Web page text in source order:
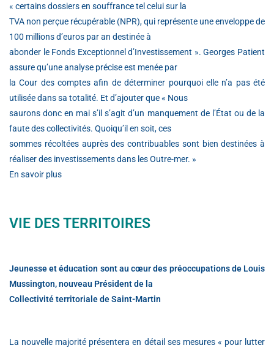
« certains dossiers en souffrance tel celui sur la
TVA non perçue récupérable (NPR), qui représente une enveloppe de
100 millions d’euros par an destinée à
abonder le Fonds Exceptionnel d’Investissement ». Georges Patient
assure qu’une analyse précise est menée par
la Cour des comptes afin de déterminer pourquoi elle n’a pas été
utilisée dans sa totalité. Et d’ajouter que « Nous
saurons donc en mai s’il s’agit d’un manquement de l’État ou de la
faute des collectivités. Quoiqu’il en soit, ces
sommes récoltées auprès des contribuables sont bien destinées à
réaliser des investissements dans les Outre-mer. »
En savoir plus
VIE DES TERRITOIRES
Jeunesse et éducation sont au cœur des préoccupations de Louis
Mussington, nouveau Président de la
Collectivité territoriale de Saint-Martin
La nouvelle majorité présentera en détail ses mesures « pour lutter